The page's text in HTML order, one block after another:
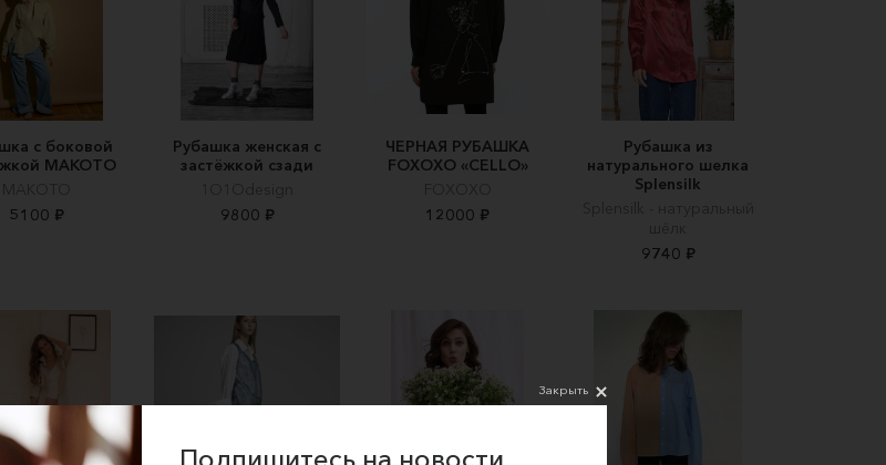
с боковой
МАКОТО
MAKOTO
5100 ₽
Рубашка женская с
застёжкой сзади
1O1Odesign
9800 ₽
ЧЕРНАЯ РУБАШКА
FOXOXO «CELLO»
FOXOXO
12000 ₽
Рубашка из
натурального шелка
Splensilk
Splensilk - натуральный
шёлк
9740 ₽
Закрыть